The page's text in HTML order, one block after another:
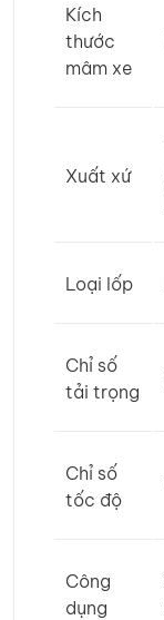
Kích
thước
mâm xe
Xuất xứ
Loại lốp
Chỉ số
tải trọng
Chỉ số
tốc độ
Công
dụng